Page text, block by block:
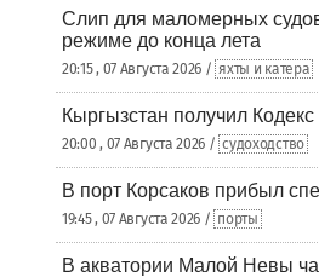
Слип для маломерных
режиме до конца лета
20:15 , 07 Августа 2026 / яхты и катера
Кыргызстан получил
20:00 , 07 Августа 2026 / судоходство
В порт Корсаков прибыл
19:45 , 07 Августа 2026 / порты
В акватории Малой Невы